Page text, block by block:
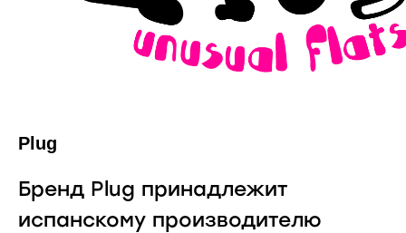
Plug
Бренд Plug принадлежит
испанскому производителю